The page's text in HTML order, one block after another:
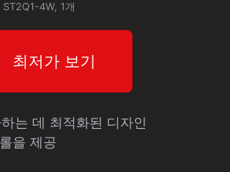
4W, 1개
최저가 보기
는 데 최적화된 디자인
을 제공